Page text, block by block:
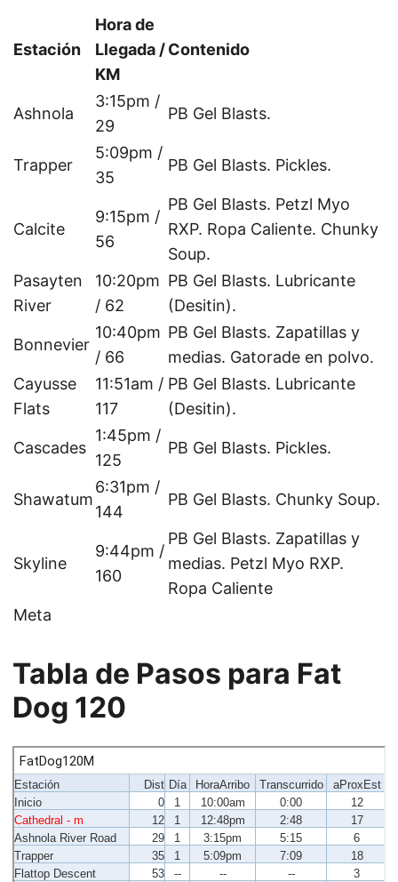
Estación
Hora de
Llegada /
KM
Contenido
Ashnola
3:15pm /
29
PB Gel Blasts.
Trapper
5:09pm /
35
PB Gel Blasts. Pickles.
Calcite
9:15pm /
56
PB Gel Blasts. Petzl Myo
RXP. Ropa Caliente. Chunky
Soup.
Pasayten
River
10:20pm
/ 62
PB Gel Blasts. Lubricante
(Desitin).
Bonnevier
10:40pm
/ 66
PB Gel Blasts. Zapatillas y
medias. Gatorade en polvo.
Cayusse
Flats
11:51am /
117
PB Gel Blasts. Lubricante
(Desitin).
Cascades
1:45pm /
125
PB Gel Blasts. Pickles.
Shawatum
6:31pm /
144
PB Gel Blasts. Chunky Soup.
Skyline
9:44pm /
160
PB Gel Blasts. Zapatillas y
medias. Petzl Myo RXP.
Ropa Caliente
Meta
Tabla de Pasos para Fat
Dog 120